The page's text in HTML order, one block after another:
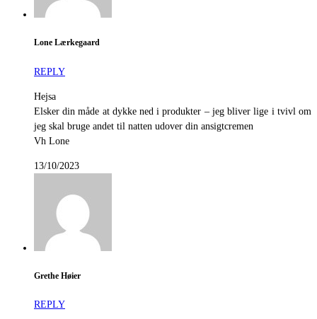
Lone Lærkegaard
REPLY
Hejsa
Elsker din måde at dykke ned i produkter – jeg bliver lige i tvivl om
jeg skal bruge andet til natten udover din ansigtcremen
Vh Lone
13/10/2023
Grethe Høier
REPLY